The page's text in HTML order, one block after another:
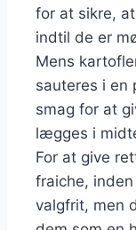
for at sikre,
indtil de er
Mens
sauteres i en
smag for at
lægges i
For at give
fraiche,
valgfrit, men